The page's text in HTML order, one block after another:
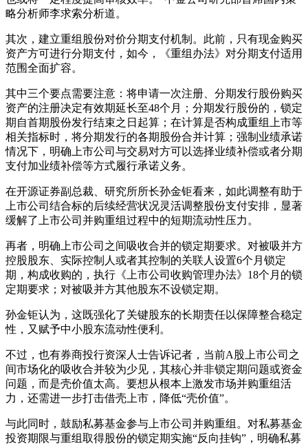
略分析师李求索分析道。
其次，建立重组股份对价分期支付机制。此前，只有现金购买
资产方可进行分期支付，如今，《重组办法》对分期支付适用
范围全面扩容。
其中三个要点需要注意：将申请一次注册、分期发行股份购买
资产的注册决定有效期延长至48个月；分期发行股份的，锁定
期自首期股份发行结束之日起算；在计算是否构成重组上市等
相关指标时，将分期发行的各期股份合并计算；强制业绩承诺
情况下，明确上市公司与交易对方可以选择业绩补偿或者分期
支付加业绩补偿等方式履行承诺义务。
在开源证券副总裁、研究所所长孙金钜看来，如此调整有助于
上市公司结合标的后续经营状况灵活调整股份支付安排，显著
缓解了上市公司并购重组过程中的短期流动性压力。
再者，明确上市公司之间吸收合并的锁定期要求。对被吸并方
控股股东、实际控制人或者其控制的关联人设置6个月锁定
期，构成收购的，执行《上市公司收购管理办法》18个月的锁
定期要求；对被吸并方其他股东不设锁定期。
孙金钜认为，这既强化了关键股东的长期责任以保障整合稳定
性，又赋予中小股东流动性便利。
不过，也有券商投行资深人士告诉记者，当前A股上市公司之
间市场化的吸收合并较为少见，其核心并非锁定期问题或资金
问题，而是壳价值太高。要想从根本上激发市场并购重组活
力，还需进一步打击借壳上市，降低“壳价值”。
与此同时，鼓励私募基金参与上市公司并购重组。对私募基金
投资期限与重组取得股份的锁定期实施“反向挂钩”，明确私募